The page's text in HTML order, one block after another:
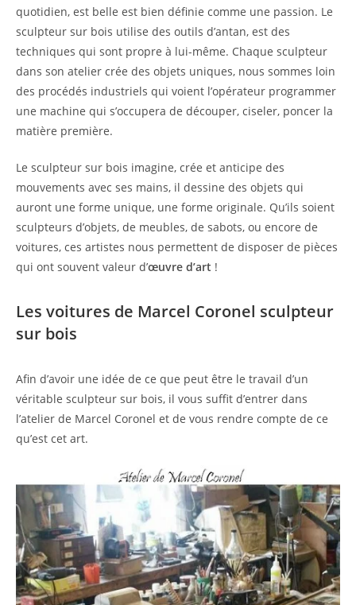
quotidien, est belle est bien définie comme une passion. Le
sculpteur sur bois utilise des outils d’antan, est des
techniques qui sont propre à lui-même. Chaque sculpteur
dans son atelier crée des objets uniques, nous sommes loin
des procédés industriels qui voient l’opérateur programmer
une machine qui s’occupera de découper, ciseler, poncer la
matière première.
Le sculpteur sur bois imagine, crée et anticipe des
mouvements avec ses mains, il dessine des objets qui
auront une forme unique, une forme originale. Qu’ils soient
sculpteurs d’objets, de meubles, de sabots, ou encore de
voitures, ces artistes nous permettent de disposer de pièces
qui ont souvent valeur d’œuvre d’art !
Les voitures de Marcel Coronel sculpteur
sur bois
Afin d’avoir une idée de ce que peut être le travail d’un
véritable sculpteur sur bois, il vous suffit d’entrer dans
l’atelier de Marcel Coronel et de vous rendre compte de ce
qu’est cet art.